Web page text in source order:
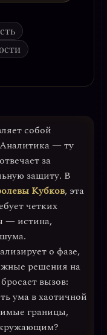
собой
— ту
за
защиту. В
Кубков, эта
четких
— истина,
.
о фазе,
решения на
вызов:
ума в хаотичной
границы,